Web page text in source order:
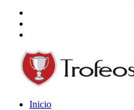
Inicio